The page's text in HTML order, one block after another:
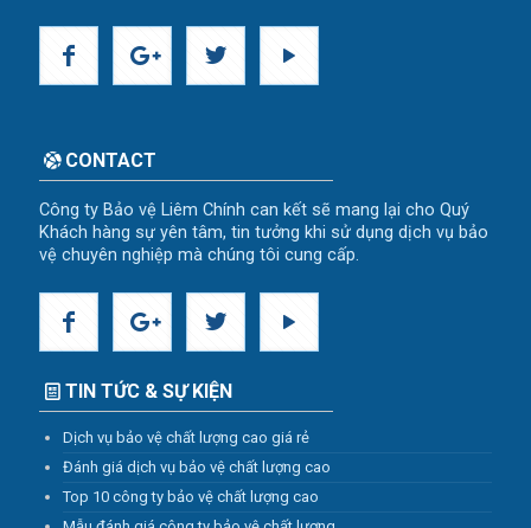
CONTACT
Công ty Bảo vệ Liêm Chính can kết sẽ mang lại cho Quý
Khách hàng sự yên tâm, tin tưởng khi sử dụng dịch vụ bảo
vệ chuyên nghiệp mà chúng tôi cung cấp.
TIN TỨC & SỰ KIỆN
Dịch vụ bảo vệ chất lượng cao giá rẻ
Đánh giá dịch vụ bảo vệ chất lượng cao
Top 10 công ty bảo vệ chất lượng cao